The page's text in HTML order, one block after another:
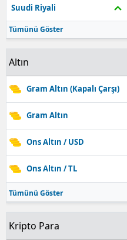
Suudi Riyali
Tümünü Göster
Altın
Gram Altın (Kapalı Çarşı)
Gram Altın
Ons Altın / USD
Ons Altın / TL
Tümünü Göster
Kripto Para